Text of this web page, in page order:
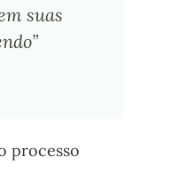
suas
processo